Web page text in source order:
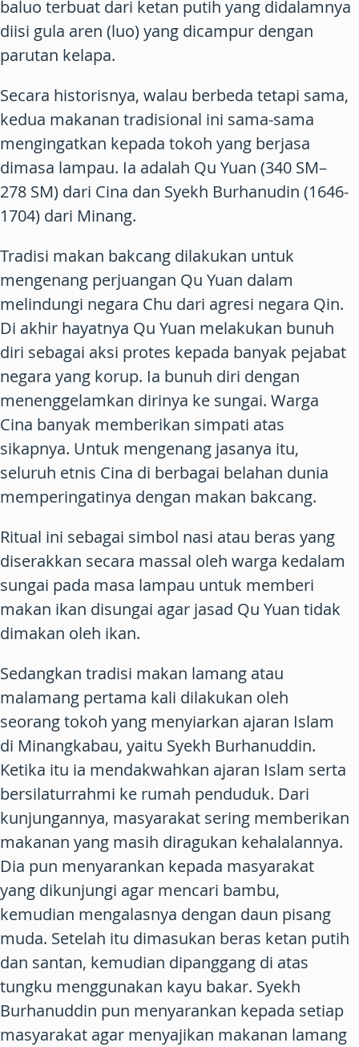
baluo terbuat dari ketan putih yang didalamnya
diisi gula aren (luo) yang dicampur dengan
parutan kelapa.
Secara historisnya, walau berbeda tetapi sama,
kedua makanan tradisional ini sama-sama
mengingatkan kepada tokoh yang berjasa
dimasa lampau. Ia adalah Qu Yuan (340 SM–
278 SM) dari Cina dan Syekh Burhanudin (1646-
1704) dari Minang.
Tradisi makan bakcang dilakukan untuk
mengenang perjuangan Qu Yuan dalam
melindungi negara Chu dari agresi negara Qin.
Di akhir hayatnya Qu Yuan melakukan bunuh
diri sebagai aksi protes kepada banyak pejabat
negara yang korup. Ia bunuh diri dengan
menenggelamkan dirinya ke sungai. Warga
Cina banyak memberikan simpati atas
sikapnya. Untuk mengenang jasanya itu,
seluruh etnis Cina di berbagai belahan dunia
memperingatinya dengan makan bakcang.
Ritual ini sebagai simbol nasi atau beras yang
diserakkan secara massal oleh warga kedalam
sungai pada masa lampau untuk memberi
makan ikan disungai agar jasad Qu Yuan tidak
dimakan oleh ikan.
Sedangkan tradisi makan lamang atau
malamang pertama kali dilakukan oleh
seorang tokoh yang menyiarkan ajaran Islam
di Minangkabau, yaitu Syekh Burhanuddin.
Ketika itu ia mendakwahkan ajaran Islam serta
bersilaturrahmi ke rumah penduduk. Dari
kunjungannya, masyarakat sering memberikan
makanan yang masih diragukan kehalalannya.
Dia pun menyarankan kepada masyarakat
yang dikunjungi agar mencari bambu,
kemudian mengalasnya dengan daun pisang
muda. Setelah itu dimasukan beras ketan putih
dan santan, kemudian dipanggang di atas
tungku menggunakan kayu bakar. Syekh
Burhanuddin pun menyarankan kepada setiap
masyarakat agar menyajikan makanan lamang